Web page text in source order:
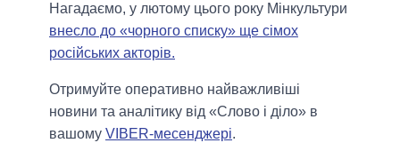
Нагадаємо, у лютому цього року Мінкультури
внесло до «чорного списку» ще сімох
російських акторів.
Отримуйте оперативно найважливіші
новини та аналітику від «Слово і діло» в
вашому VIBER-месенджері.